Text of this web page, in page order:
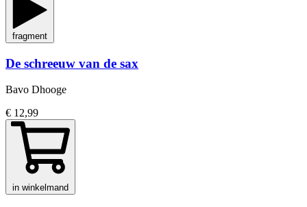
fragment
De schreeuw van de sax
Bavo Dhooge
€ 12,99
in winkelmand